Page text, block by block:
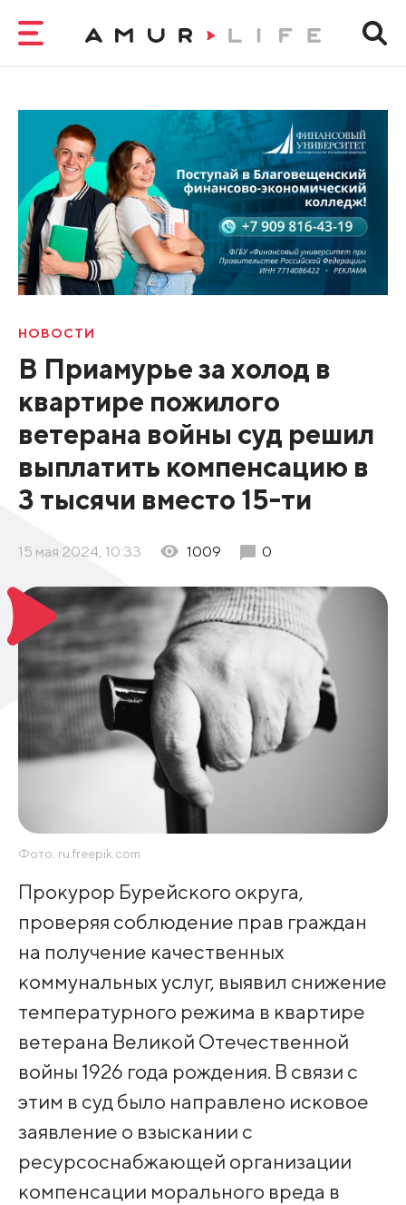
НОВОСТИ
В Приамурье за холод в
квартире пожилого
ветерана войны суд решил
выплатить компенсацию в
3 тысячи вместо 15-ти
15 мая 2024, 10:33 1009 0
Фото: ru.freepik.com
Прокурор Бурейского округа,
проверяя соблюдение прав граждан
на получение качественных
коммунальных услуг, выявил снижение
температурного режима в квартире
ветерана Великой Отечественной
войны 1926 года рождения. В связи с
этим в суд было направлено исковое
заявление о взыскании с
ресурсоснабжающей организации
компенсации морального вреда в